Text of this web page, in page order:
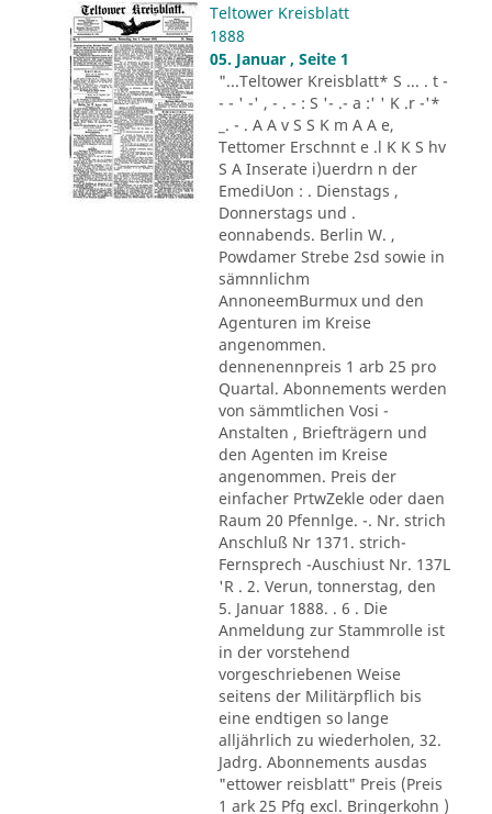
Teltower Kreisblatt
1888
05. Januar , Seite 1
"...Teltower Kreisblatt* S ... . t -
- - ' -' , - . - : S '- .- a :' ' K .r -'*
_. - . A A v S S K m A A e,
Tettomer Erschnnt e .l K K S hv
S A Inserate i)uerdrn n der
EmediUon : . Dienstags ,
Donnerstags und .
eonnabends. Berlin W. ,
Powdamer Strebe 2sd sowie in
sämnnlichm
AnnoneemBurmux und den
Agenturen im Kreise
angenommen.
dennenennpreis 1 arb 25 pro
Quartal. Abonnements werden
von sämmtlichen Vosi -
Anstalten , Briefträgern und
den Agenten im Kreise
angenommen. Preis der
einfacher PrtwZekle oder daen
Raum 20 Pfennlge. -. Nr. strich
Anschluß Nr 1371. strich-
Fernsprech -Auschiust Nr. 137L
'R . 2. Verun, tonnerstag, den
5. Januar 1888. . 6 . Die
Anmeldung zur Stammrolle ist
in der vorstehend
vorgeschriebenen Weise
seitens der Militärpflich bis
eine endtigen so lange
alljährlich zu wiederholen, 32.
Jadrg. Abonnements ausdas
"ettower reisblatt" Preis (Preis
1 ark 25 Pfg excl. Bringerkohn )